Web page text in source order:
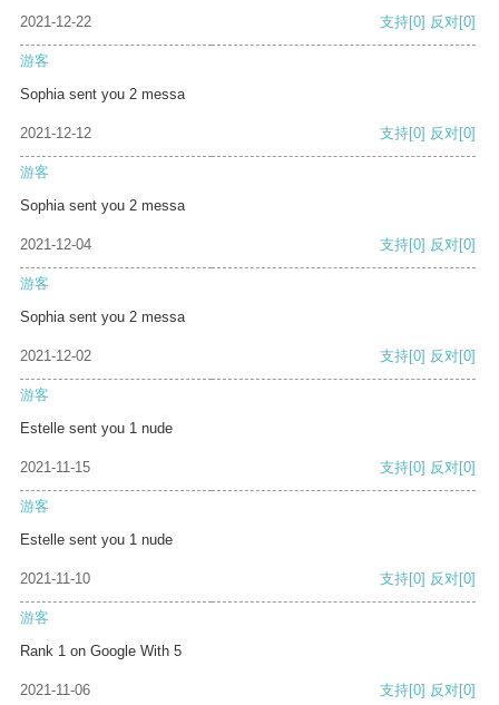
2021-12-22 支持[0] 反对[0]
游客
Sophia sent you 2 messa
2021-12-12 支持[0] 反对[0]
游客
Sophia sent you 2 messa
2021-12-04 支持[0] 反对[0]
游客
Sophia sent you 2 messa
2021-12-02 支持[0] 反对[0]
游客
Estelle sent you 1 nude
2021-11-15 支持[0] 反对[0]
游客
Estelle sent you 1 nude
2021-11-10 支持[0] 反对[0]
游客
Rank 1 on Google With 5
2021-11-06 支持[0] 反对[0]